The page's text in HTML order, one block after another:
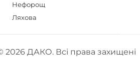
Нефорощ
Ляхова
2026ДАКО. Всі права захищені